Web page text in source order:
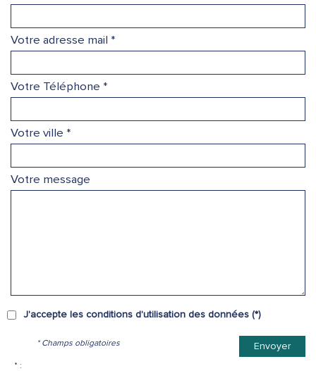
Votre adresse mail *
Votre Téléphone *
Votre ville *
Votre message
J'accepte les conditions d'utilisation des données (*)
Envoyer
* Champs obligatoires
* :